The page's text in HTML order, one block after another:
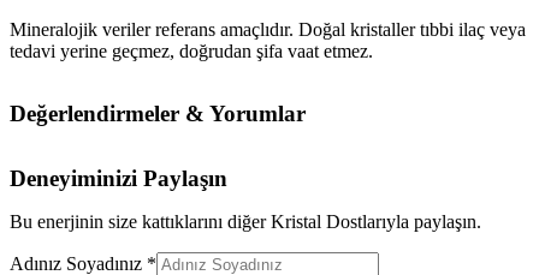
Mineralojik veriler referans amaçlıdır. Doğal kristaller tıbbi ilaç veya
tedavi yerine geçmez, doğrudan şifa vaat etmez.
Değerlendirmeler & Yorumlar
Deneyiminizi Paylaşın
Bu enerjinin size kattıklarını diğer Kristal Dostlarıyla paylaşın.
Adınız Soyadınız *